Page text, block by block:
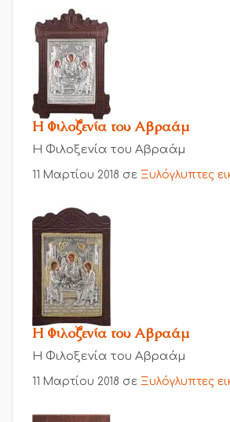
Η Φιλοξενία του Αβραάμ
Η Φιλοξενία του Αβραάμ
11 Μαρτίου 2018 σε Ξυλόγλυπτες
Η Φιλοξενία του Αβραάμ
Η Φιλοξενία του Αβραάμ
11 Μαρτίου 2018 σε Ξυλόγλυπτες